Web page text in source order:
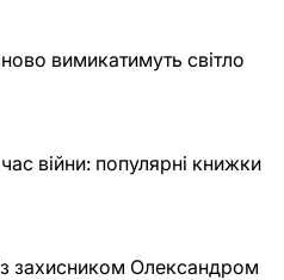
вимикатимуть світло
війни: популярні книжки
захисником Олександром